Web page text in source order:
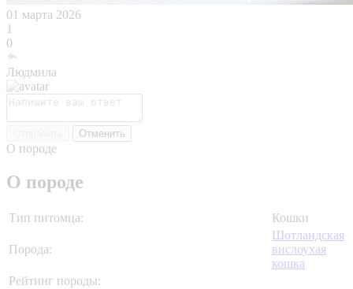
01 марта 2026
1
0
Людмила
Отменить
О породе
О породе
Тип питомца: Кошки
Порода:
Шотландская
вислоухая
кошка
Рейтинг породы: